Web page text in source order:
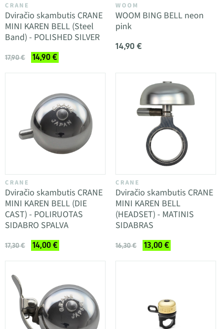
CRANE
Dviračio skambutis CRANE
MINI KAREN BELL (Steel
Band) - POLISHED SILVER
17,90 € 14,90 €
WOOM
WOOM BING BELL neon
pink
14,90 €
CRANE
Dviračio skambutis CRANE
MINI KAREN BELL (DIE
CAST) - POLIRUOTAS
SIDABRO SPALVA
17,30 € 14,00 €
CRANE
Dviračio skambutis CRANE
MINI KAREN BELL
(HEADSET) - MATINIS
SIDABRAS
16,30 € 13,00 €